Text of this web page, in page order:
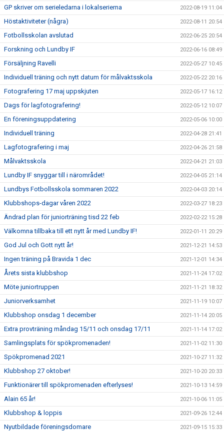
GP skriver om serieledarna i lokalserierna 2022-08-19 11:04
Höstaktiviteter (några) 2022-08-11 20:54
Fotbollsskolan avslutad 2022-06-25 20:54
Forskning och Lundby IF 2022-06-16 08:49
Försäljning Ravelli 2022-05-27 10:45
Individuell träning och nytt datum för målvaktsskola 2022-05-22 20:16
Fotografering 17 maj uppskjuten 2022-05-17 16:12
Dags för lagfotografering! 2022-05-12 10:07
En föreningsuppdatering 2022-05-06 10:00
Individuell träning 2022-04-28 21:41
Lagfotografering i maj 2022-04-26 21:58
Målvaktsskola 2022-04-21 21:03
Lundby IF snyggar till i närområdet! 2022-04-05 21:14
Lundbys Fotbollsskola sommaren 2022 2022-04-03 20:14
Klubbshops-dagar våren 2022 2022-03-27 18:23
Ändrad plan för juniorträning tisd 22 feb 2022-02-22 15:28
Välkomna tillbaka till ett nytt år med Lundby IF! 2022-01-11 20:29
God Jul och Gott nytt år! 2021-12-21 14:53
Ingen träning på Bravida 1 dec 2021-12-01 14:34
Årets sista klubbshop 2021-11-24 17:02
Möte juniortruppen 2021-11-21 18:32
Juniorverksamhet 2021-11-19 10:07
Klubbshop onsdag 1 december 2021-11-14 20:05
Extra provträning måndag 15/11 och onsdag 17/11 2021-11-14 17:02
Samlingsplats för spökpromenaden! 2021-11-02 11:30
Spökpromenad 2021 2021-10-27 11:32
Klubbshop 27 oktober! 2021-10-20 20:33
Funktionärer till spökpromenaden efterlyses! 2021-10-13 14:59
Alain 65 år! 2021-10-06 11:05
Klubbshop & loppis 2021-09-26 12:44
Nyutbildade föreningsdomare 2021-09-15 15:33